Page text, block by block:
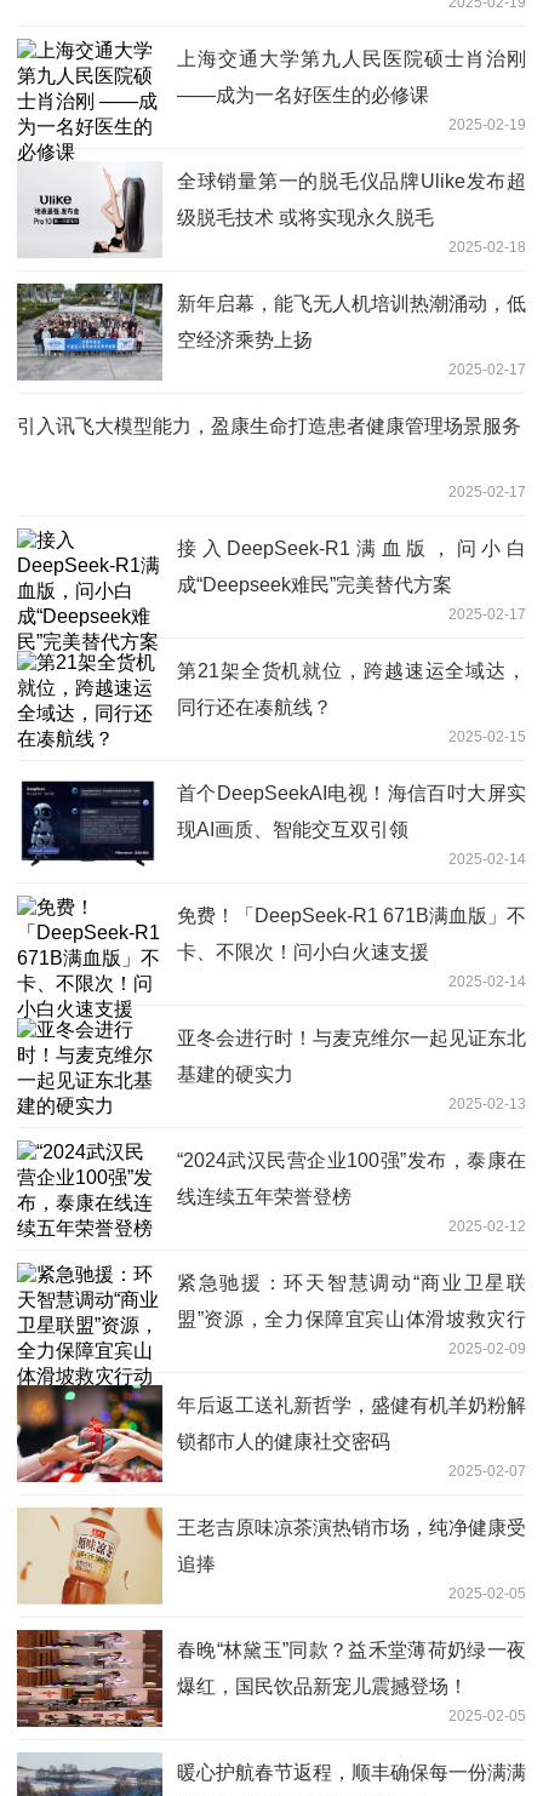
上海交通大学第九人民医院硕士肖治刚
——成为一名好医生的必修课
2025-02-19
全球销量第一的脱毛仪品牌Ulike发布超
级脱毛技术 或将实现永久脱毛
2025-02-18
新年启幕，能飞无人机培训热潮涌动，低
空经济乘势上扬
2025-02-17
引入讯飞大模型能力，盈康生命打造患者健康管理场景服务
2025-02-17
接入DeepSeek-R1满血版，问小白
成“Deepseek难民”完美替代方案
2025-02-17
第21架全货机就位，跨越速运全域达，
同行还在凑航线？
2025-02-15
首个DeepSeekAI电视！海信百吋大屏实
现AI画质、智能交互双引领
2025-02-14
免费！「DeepSeek-R1 671B满血版」不
卡、不限次！问小白火速支援
2025-02-14
亚冬会进行时！与麦克维尔一起见证东北
基建的硬实力
2025-02-13
“2024武汉民营企业100强”发布，泰康在
线连续五年荣誉登榜
2025-02-12
紧急驰援：环天智慧调动“商业卫星联
盟”资源，全力保障宜宾山体滑坡救灾行
2025-02-09
年后返工送礼新哲学，盛健有机羊奶粉解
锁都市人的健康社交密码
2025-02-07
王老吉原味凉茶演热销市场，纯净健康受
追捧
2025-02-05
春晚“林黛玉”同款？益禾堂薄荷奶绿一夜
爆红，国民饮品新宠儿震撼登场！
2025-02-05
暖心护航春节返程，顺丰确保每一份满满